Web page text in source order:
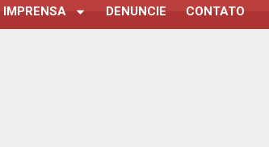
IMPRENSA DENUNCIE CONTATO